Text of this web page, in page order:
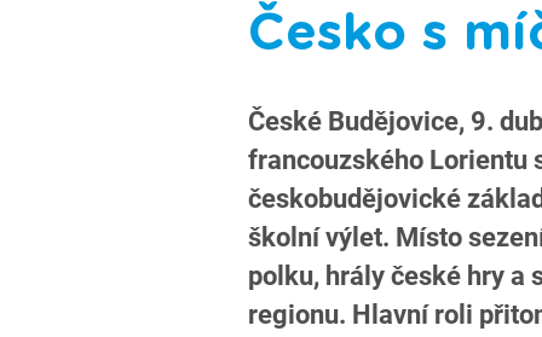
Česko s
České Budějovice, 9.
francouzského Lorientu
českobudějovické
školní výlet. Místo
polku, hrály české hry a
regionu. Hlavní roli